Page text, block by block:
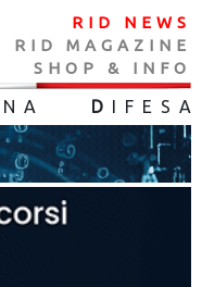
RID NEWS
RID MAGAZINE
SHOP & INFO
D IFES A